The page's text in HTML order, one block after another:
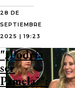
28 DE
SEPTIEMBRE
2025 | 19:23
"¿Podría
ser
Pamela?":